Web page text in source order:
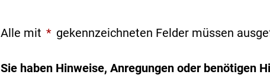
Alle mit * gekennzeichneten Felder müssen
Sie haben Hinweise, Anregungen oder benötigen